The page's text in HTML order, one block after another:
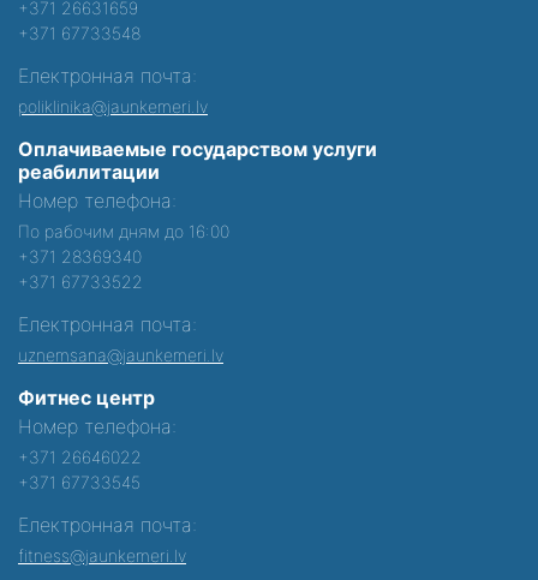
+371 26631659
+371 67733548
Електронная почта:
poliklinika@jaunkemeri.lv
Оплачиваемые государством услуги
реабилитации
Номер телефона:
По рабочим дням до 16:00
+371 28369340
+371 67733522
Електронная почта:
uznemsana@jaunkemeri.lv
Фитнес центр
Номер телефона:
+371 26646022
+371 67733545
Електронная почта:
fitness@jaunkemeri.lv